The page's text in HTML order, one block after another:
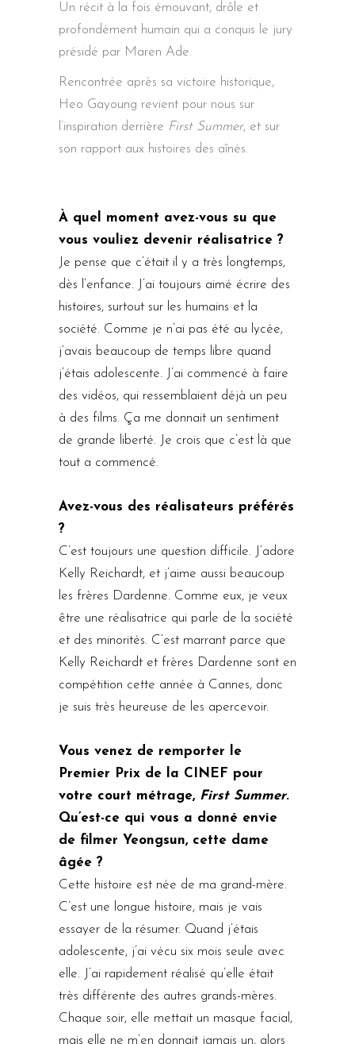
Un récit à la fois émouvant, drôle et
profondément humain qui a conquis le jury
présidé par Maren Ade.
Rencontrée après sa victoire historique,
Heo Gayoung revient pour nous sur
l’inspiration derrière First Summer, et sur
son rapport aux histoires des aînés.
À quel moment avez-vous su que
vous vouliez devenir réalisatrice ?
Je pense que c’était il y a très longtemps,
dès l’enfance. J’ai toujours aimé écrire des
histoires, surtout sur les humains et la
société. Comme je n’ai pas été au lycée,
j’avais beaucoup de temps libre quand
j’étais adolescente. J’ai commencé à faire
des vidéos, qui ressemblaient déjà un peu
à des films. Ça me donnait un sentiment
de grande liberté. Je crois que c’est là que
tout a commencé.
Avez-vous des réalisateurs préférés
?
C’est toujours une question difficile. J’adore
Kelly Reichardt, et j’aime aussi beaucoup
les frères Dardenne. Comme eux, je veux
être une réalisatrice qui parle de la société
et des minorités. C’est marrant parce que
Kelly Reichardt et frères Dardenne sont en
compétition cette année à Cannes, donc
je suis très heureuse de les apercevoir.
Vous venez de remporter le
Premier Prix de la CINEF pour
votre court métrage, First Summer.
Qu’est-ce qui vous a donné envie
de filmer Yeongsun, cette dame
âgée ?
Cette histoire est née de ma grand-mère.
C’est une longue histoire, mais je vais
essayer de la résumer. Quand j’étais
adolescente, j’ai vécu six mois seule avec
elle. J’ai rapidement réalisé qu’elle était
très différente des autres grands-mères.
Chaque soir, elle mettait un masque facial,
mais elle ne m’en donnait jamais un, alors